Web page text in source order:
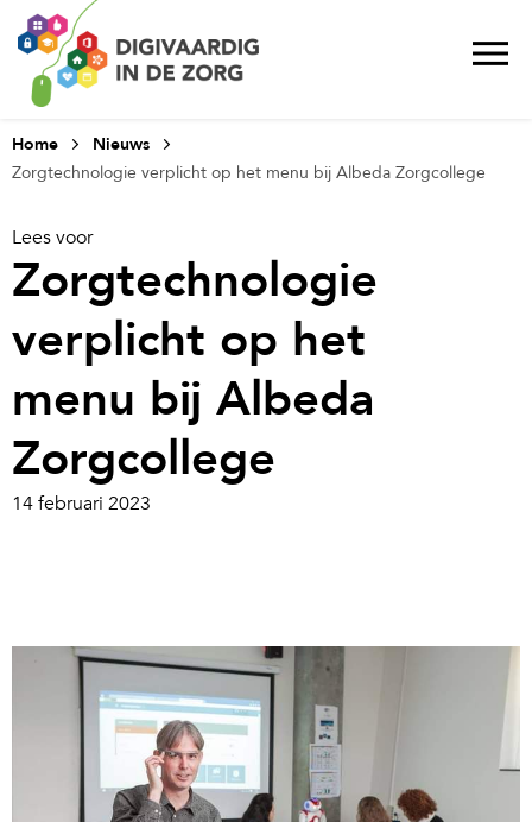
Home
Nieuws
Zorgtechnologie verplicht op het menu bij Albeda Zorgcollege
Lees voor
Zorgtechnologie
verplicht op het
menu bij Albeda
Zorgcollege
14 februari 2023